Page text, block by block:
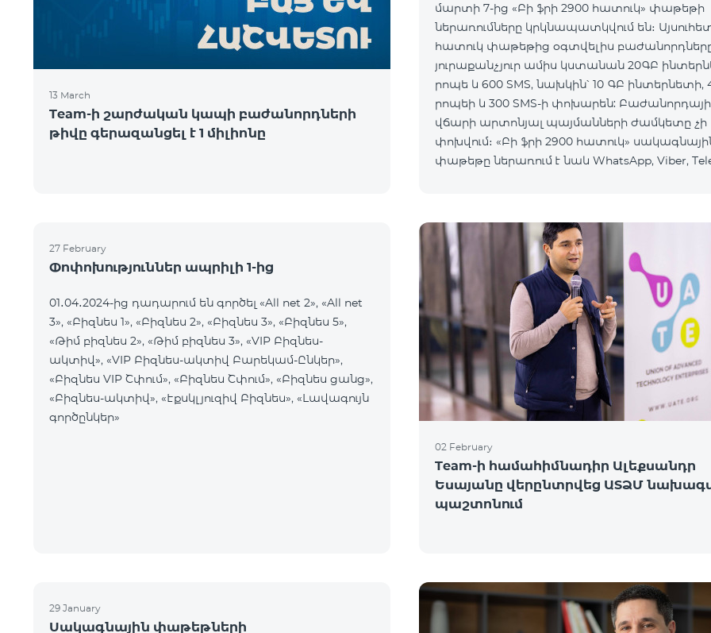
13 March
Team-ի շարժական կապի բաժանորդների
թիվը գերազանցել է 1 միլիոնը
մարտի 7-ից «Բի ֆրի 2900 հատուկ» փաթեթի
ներառումները կրկնապատկվում են։
հատուկ փաթեթից օգտվելիս
յուրաքանչյուր ամիս կստանան 20ԳԲ
րոպե և 600 SMS, նախկին՝ 10 ԳԲ ինտերնետի,
րոպեի և 300 SMS-ի փոխարեն:
վճարի արտոնյալ պայմանների ժամկետը չի
փոխվում։ «Բի ֆրի 2900 հատուկ»
փաթեթը ներառում է նաև WhatsApp, Viber,
27 February
Փոփոխություններ ապրիլի 1-ից
01․04․2024-ից դադարում են գործել «All net 2», «All net
3», «Բիզնես 1», «Բիզնես 2», «Բիզնես 3», «Բիզնես 5»,
«Թիմ բիզնես 2», «Թիմ բիզնես 3», «VIP Բիզնես-
ակտիվ», «VIP Բիզնես-ակտիվ Բարեկամ-Ընկեր»,
«Բիզնես VIP Շփում», «Բիզնես Շփում», «Բիզնես ցանց»,
«Բիզնես-ակտիվ», «Էքսկլյուզիվ Բիզնես», «Լավագույն
գործընկեր»
02 February
Team-ի համահիմնադիր Ալեքսանդր
Եսայանը վերընտրվեց ԱՏՁՄ
պաշտոնում
29 January
Սակագնային փաթեթների